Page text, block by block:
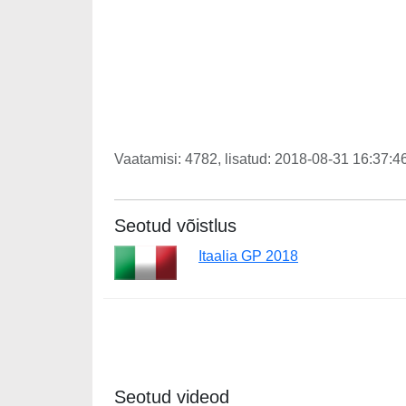
Vaatamisi: 4782, lisatud: 2018-08-31
Seotud võistlus
Itaalia GP 2018
Seotud videod